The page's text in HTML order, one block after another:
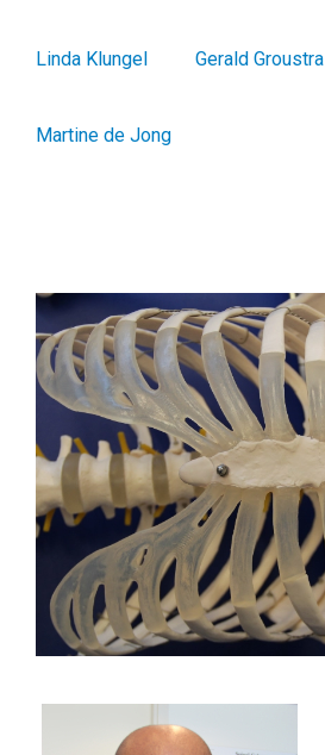
Linda Klungel Gerald Groustra
Martine de Jong